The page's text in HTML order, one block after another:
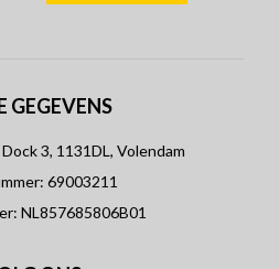
GEGEVENS
3, 1131DL, Volendam
69003211
NL857685806B01